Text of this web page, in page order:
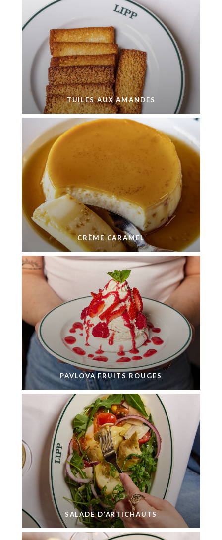
TUILES AUX AMANDES
CRÈME CARAMEL
PAVLOVA FRUITS ROUGES
SALADE D’ARTICHAUTS